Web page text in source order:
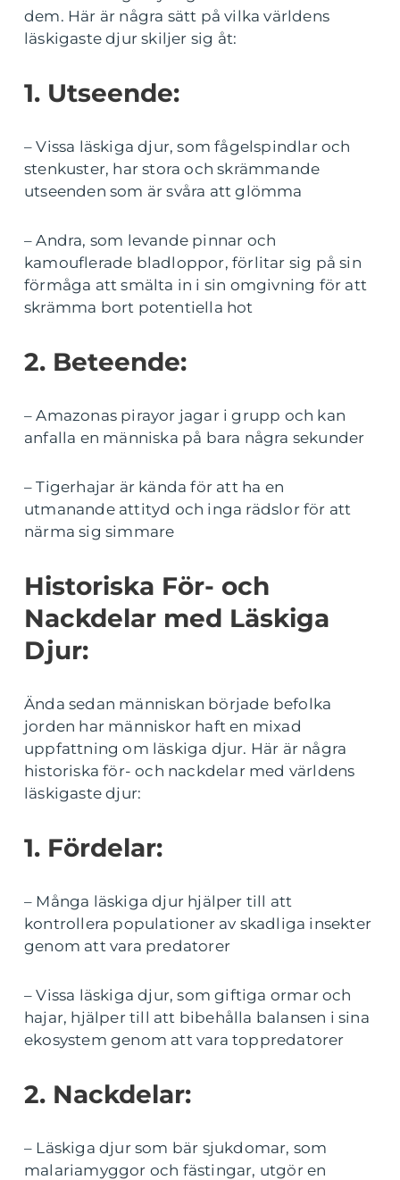
dem. Här är några sätt på vilka världens
läskigaste djur skiljer sig åt:
1. Utseende:
– Vissa läskiga djur, som fågelspindlar och
stenkuster, har stora och skrämmande
utseenden som är svåra att glömma
– Andra, som levande pinnar och
kamouflerade bladloppor, förlitar sig på sin
förmåga att smälta in i sin omgivning för att
skrämma bort potentiella hot
2. Beteende:
– Amazonas pirayor jagar i grupp och kan
anfalla en människa på bara några sekunder
– Tigerhajar är kända för att ha en
utmanande attityd och inga rädslor för att
närma sig simmare
Historiska För- och
Nackdelar med Läskiga
Djur:
Ända sedan människan började befolka
jorden har människor haft en mixad
uppfattning om läskiga djur. Här är några
historiska för- och nackdelar med världens
läskigaste djur:
1. Fördelar:
– Många läskiga djur hjälper till att
kontrollera populationer av skadliga insekter
genom att vara predatorer
– Vissa läskiga djur, som giftiga ormar och
hajar, hjälper till att bibehålla balansen i sina
ekosystem genom att vara toppredatorer
2. Nackdelar:
– Läskiga djur som bär sjukdomar, som
malariamyggor och fästingar, utgör en